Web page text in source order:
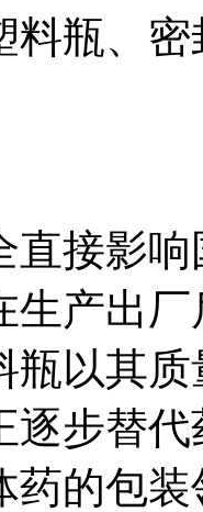
料瓶、
直接影
生产出
瓶以其
逐步替
药的包